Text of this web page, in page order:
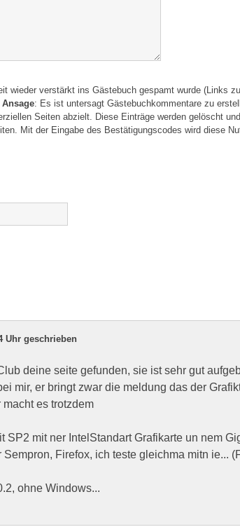
wieder verstärkt ins Gästebuch gespamt wurde (Links
: Es ist untersagt Gästebuchkommentare zu
Seiten abzielt. Diese Einträge werden gelöscht
Mit der Eingabe des Bestätigungscodes wird diese
Uhr geschrieben
deine seite gefunden, sie ist sehr gut
mir, er bringt zwar die meldung das der
es trotzdem
SP2 mit ner IntelStandart Grafikarte un nem
Firefox, ich teste gleichma mitn ie...
ohne Windows...